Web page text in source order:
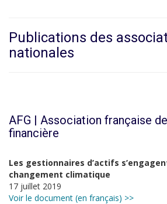
Publications des
nationales
AFG | Association française
financière
Les gestionnaires d’actifs
changement climatique
17 juillet 2019
Voir le document (en français) >>